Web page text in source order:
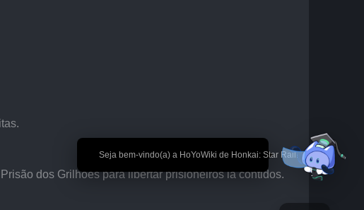
🎉 Seja bem-vindo(a) a HoYoWiki de Honkai: Star Rail!
dos Grilhões para libertar prisioneiros lá contidos.